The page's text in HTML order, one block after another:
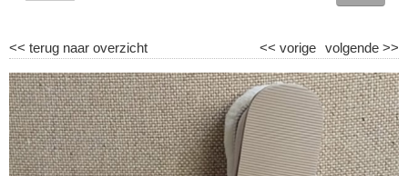
<< terug naar overzicht volgende >>
<< vorige